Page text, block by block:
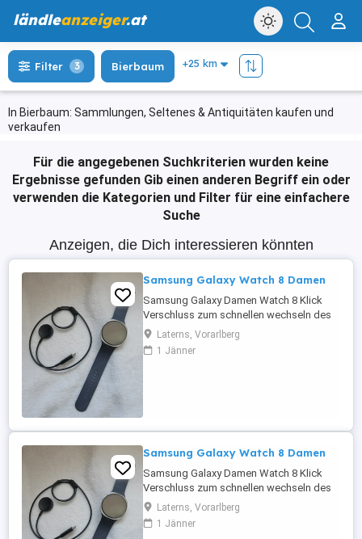
ländleanzeiger.at
In Bierbaum: Sammlungen, Seltenes & Antiquitäten kaufen und
verkaufen
Filter 3 Bierbaum
Für die angegebenen Suchkriterien wurden keine
Ergebnisse gefunden Gib einen anderen Begriff ein oder
verwenden die Kategorien und Filter für eine einfachere
Suche
Anzeigen, die Dich interessieren könnten
Samsung Galaxy Watch 8 Damen
Samsung Galaxy Damen Watch 8 Klick
Verschluss zum schnellen wechseln des
Armbandes Verschiedene Zifferblätter,
auch zum downladen Persönliche Fotos
können runtergeladen werden für das
Laterns, Vorarlberg
1 Jänner
Samsung Galaxy Watch 8 Damen
Samsung Galaxy Damen Watch 8 Klick
Verschluss zum schnellen wechseln des
Armbandes Verschiedene Zifferblätter,
auch zum downladen Persönliche Fotos
können runtergeladen werden für das
Laterns, Vorarlberg
1 Jänner